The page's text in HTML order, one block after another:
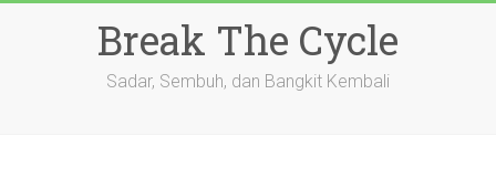
Break The Cycle
Sadar, Sembuh, dan Bangkit Kembali